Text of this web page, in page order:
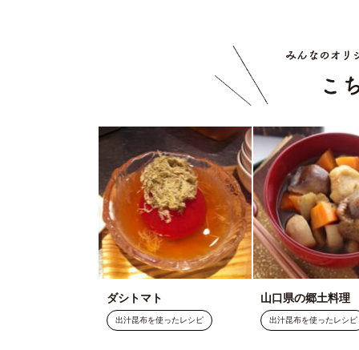
ダシトマト
出汁昆布を使ったレシピ
山口県の郷土料
出汁昆布を使ったレシピ